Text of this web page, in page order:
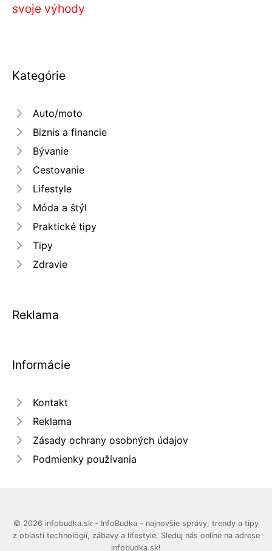
svoje výhody
Kategórie
Auto/moto
Biznis a financie
Bývanie
Cestovanie
Lifestyle
Móda a štýl
Praktické tipy
Tipy
Zdravie
Reklama
Informácie
Kontakt
Reklama
Zásady ochrany osobných údajov
Podmienky používania
© 2026 infobudka.sk - InfoBudka - najnovšie správy, trendy a tipy
z oblasti technológií, zábavy a lifestyle. Sleduj nás online na adrese
infobudka.sk!